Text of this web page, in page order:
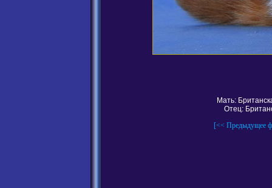
Мать:
Отец:
[<< Предыдущее